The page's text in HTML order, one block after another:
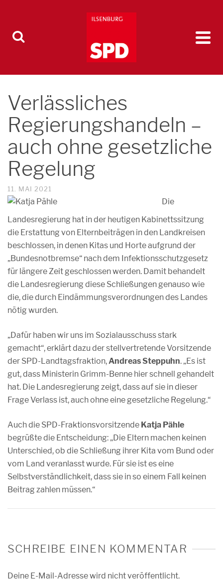
Verlässliches
Regierungshandeln –
auch ohne gesetzliche
Regelung
11. MAI 2021
Die
Landesregierung hat in der heutigen Kabinettssitzung
die Erstattung von Elternbeiträgen in den Landkreisen
beschlossen, in denen Kitas und Horte aufgrund der
„Bundesnotbremse“ nach dem Infektionsschutzgesetz
für längere Zeit geschlossen werden. Damit behandelt
die Landesregierung diese Schließungen genauso wie
die, die durch Eindämmungsverordnungen des Landes
nötig wurden.
„Dafür haben wir uns im Sozialausschuss stark
gemacht“, erklärt dazu der stellvertretende Vorsitzende
der SPD-Landtagsfraktion,Andreas Steppuhn. „Es ist
gut, dass Ministerin Grimm-Benne hier schnell gehandelt
hat. Die Landesregierung zeigt, dass auf sie in dieser
Frage Verlass ist, auch ohne eine gesetzliche Regelung.“
Auch die SPD-Fraktionsvorsitzende Katja Pähle
begrüßte die Entscheidung: „Die Eltern machen keinen
Unterschied, ob die Schließung ihrer Kita vom Bund oder
vom Land veranlasst wurde. Für sie ist es eine
Selbstverständlichkeit, dass sie in so einem Fall keinen
Beitrag zahlen müssen.“
SCHREIBE EINEN KOMMENTAR
Deine E-Mail-Adresse wird nicht veröffentlicht.